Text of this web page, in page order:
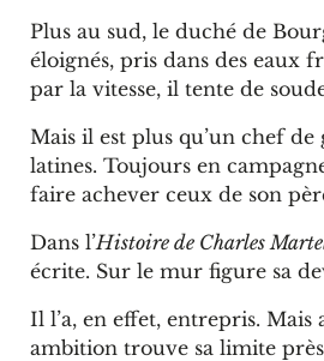
Plus au sud, le duché de
éloignés, pris dans des eaux
par la vitesse, il tente de
Mais il est plus qu’un chef
latines. Toujours en
faire achever ceux de son
Dans l’Histoire de Charles
écrite. Sur le mur figure sa
Il l’a, en effet, entrepris. Mais
ambition trouve sa limite